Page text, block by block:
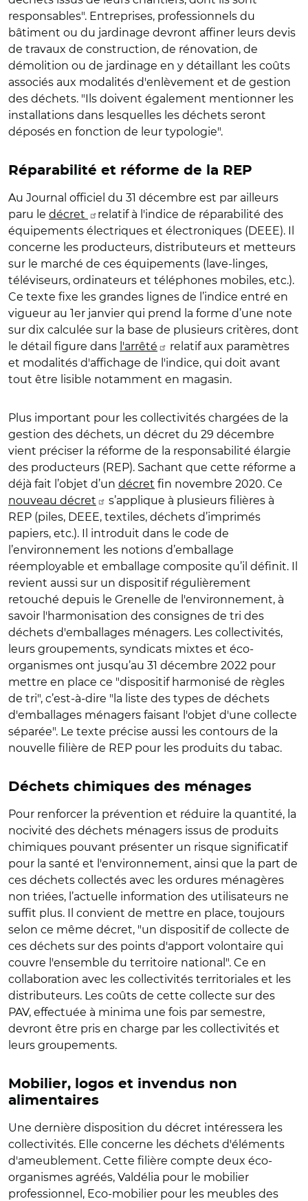
responsables". Entreprises, professionnels du
bâtiment ou du jardinage devront affiner leurs devis
de travaux de construction, de rénovation, de
démolition ou de jardinage en y détaillant les coûts
associés aux modalités d'enlèvement et de gestion
des déchets. "Ils doivent également mentionner les
installations dans lesquelles les déchets seront
déposés en fonction de leur typologie".
Réparabilité et réforme de la REP
Au Journal officiel du 31 décembre est par ailleurs
paru le décret
relatif à l'indice de réparabilité des
équipements électriques et électroniques (DEEE). Il
concerne les producteurs, distributeurs et metteurs
sur le marché de ces équipements (lave-linges,
téléviseurs, ordinateurs et téléphones mobiles, etc.).
Ce texte fixe les grandes lignes de l’indice entré en
vigueur au 1er janvier qui prend la forme d’une note
sur dix calculée sur la base de plusieurs critères, dont
le détail figure dans l'arrêté
relatif aux paramètres
et modalités d'affichage de l'indice, qui doit avant
tout être lisible notamment en magasin.
Plus important pour les collectivités chargées de la
gestion des déchets, un décret du 29 décembre
vient préciser la réforme de la responsabilité élargie
des producteurs (REP). Sachant que cette réforme a
déjà fait l’objet d’un décret fin novembre 2020. Ce
nouveau décret
s’applique à plusieurs filières à
REP (piles, DEEE, textiles, déchets d’imprimés
papiers, etc.). Il introduit dans le code de
l’environnement les notions d’emballage
réemployable et emballage composite qu’il définit. Il
revient aussi sur un dispositif régulièrement
retouché depuis le Grenelle de l'environnement, à
savoir l'harmonisation des consignes de tri des
déchets d'emballages ménagers. Les collectivités,
leurs groupements, syndicats mixtes et éco-
organismes ont jusqu’au 31 décembre 2022 pour
mettre en place ce "dispositif harmonisé de règles
de tri", c’est-à-dire "la liste des types de déchets
d'emballages ménagers faisant l'objet d'une collecte
séparée". Le texte précise aussi les contours de la
nouvelle filière de REP pour les produits du tabac.
Déchets chimiques des ménages
Pour renforcer la prévention et réduire la quantité, la
nocivité des déchets ménagers issus de produits
chimiques pouvant présenter un risque significatif
pour la santé et l'environnement, ainsi que la part de
ces déchets collectés avec les ordures ménagères
non triées, l’actuelle information des utilisateurs ne
suffit plus. Il convient de mettre en place, toujours
selon ce même décret, "un dispositif de collecte de
ces déchets sur des points d'apport volontaire qui
couvre l'ensemble du territoire national". Ce en
collaboration avec les collectivités territoriales et les
distributeurs. Les coûts de cette collecte sur des
PAV, effectuée à minima une fois par semestre,
devront être pris en charge par les collectivités et
leurs groupements.
Mobilier, logos et invendus non
alimentaires
Une dernière disposition du décret intéressera les
collectivités. Elle concerne les déchets d'éléments
d'ameublement. Cette filière compte deux éco-
organismes agréés, Valdélia pour le mobilier
professionnel, Eco-mobilier pour les meubles des